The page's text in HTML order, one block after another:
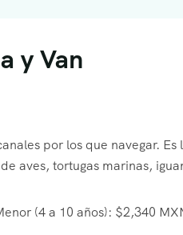
y Van
por los que navegar.
aves, tortugas marinas,
(4 a 10 años): $2,340